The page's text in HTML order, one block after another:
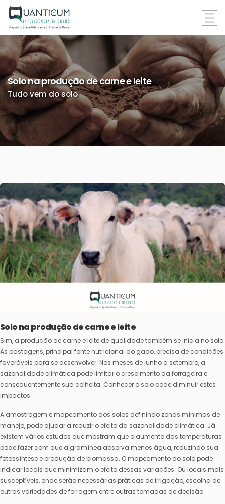
Solo na produção de carne e leite
Tudo vem do solo
Solo na produção de carne e leite
Sim, a produção de carne e leite de qualidade também se inicia no solo.
As pastagens, principal fonte nutricional do gado, precisa de condições
favoráveis para se desenvolver. Nos meses de junho a setembro, a
sazonalidade climática pode limitar o crescimento da forrageira e
consequentemente sua colheita. Conhecer o solo pode diminuir estes
impactos.
A amostragem e mapeamento dos solos definindo zonas mínimas de
manejo, pode ajudar a reduzir o efeito da sazonalidade climática. Já
existem vários estudos que mostram que o aumento das temperaturas
pode fazer com que a gramínea absorva menos água, reduzindo sua
fotossíntese e produção de biomassa. O mapeamento do solo pode
indicar locais que minimizam o efeito dessas variações. Ou locais mais
susceptíveis, onde serão necessárias práticas de irrigação, escolha de
outras variedades de forragem entre outras tomadas de decisão.